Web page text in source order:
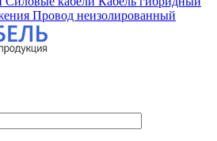
Провод неизолированный